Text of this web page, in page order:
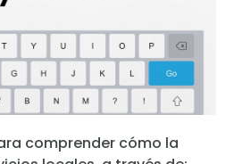
comprender cómo la